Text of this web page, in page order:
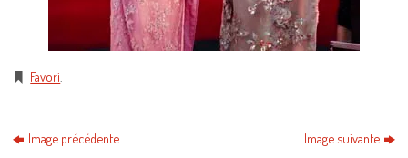
Favori
Image précédente Image suivante